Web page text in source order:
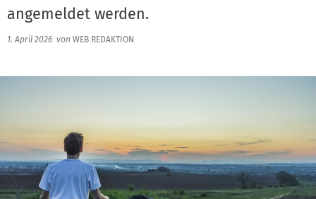
angemeldet werden.
1. April 2026 von WEB REDAKTION